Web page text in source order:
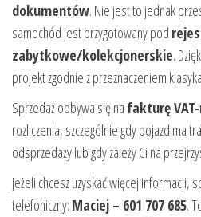
dokumentów. Nie jest to jednak
samochód jest przygotowany pod
zabytkowe/kolekcjonerskie.
projekt zgodnie z przeznaczeniem
Sprzedaż odbywa się na fakturę
rozliczenia, szczególnie gdy pojazd ma
odsprzedaży lub gdy zależy Ci na
Jeżeli chcesz uzyskać więcej informacji,
telefoniczny: Maciej – 601 707 685.